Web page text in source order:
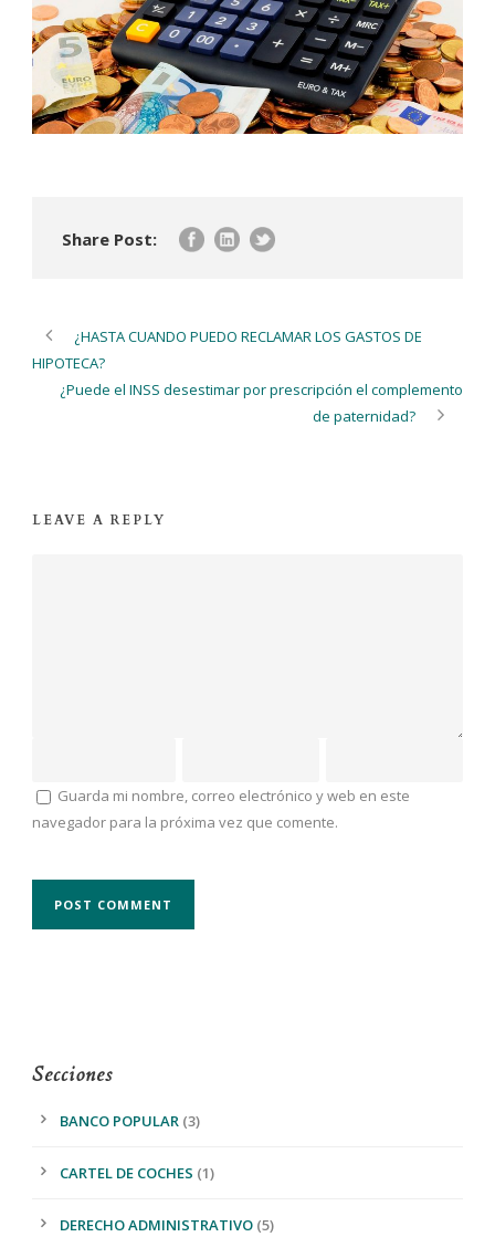
Share Post:
¿HASTA CUANDO PUEDO RECLAMAR LOS GASTOS DE
HIPOTECA?
¿Puede el INSS desestimar por prescripción el complemento
de paternidad?
LEAVE A REPLY
Guarda mi nombre, correo electrónico y web en este
navegador para la próxima vez que comente.
Secciones
BANCO POPULAR (3)
CARTEL DE COCHES (1)
DERECHO ADMINISTRATIVO (5)